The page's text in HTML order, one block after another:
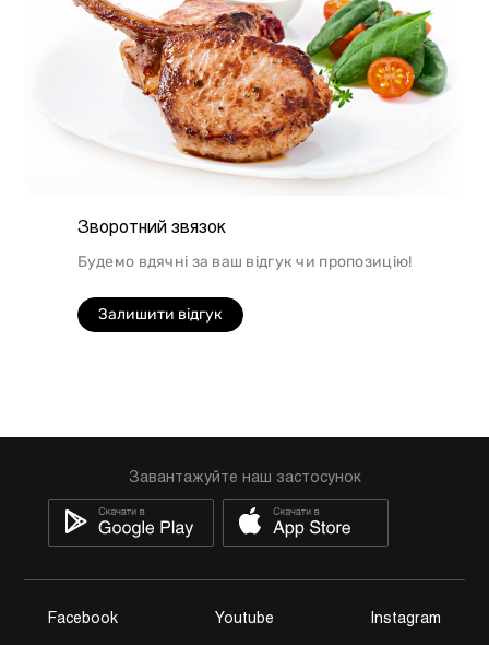
Зворотний звязок
Будемо вдячні за ваш відгук чи пропозицію!
Залишити відгук
Завантажуйте наш застосунок
Facebook Youtube Instagram